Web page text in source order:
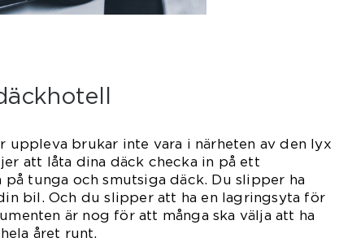
uppleva brukar inte vara i närheten av den lyx
att låta dina däck checka in på ett
tunga och smutsiga däck. Du slipper ha
bil. Och du slipper att ha en lagringsyta för
är nog för att många ska välja att ha
året runt.